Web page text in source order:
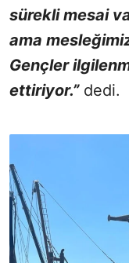
sürekli mesai
ama
Gençler
ettiriyor.”dedi.